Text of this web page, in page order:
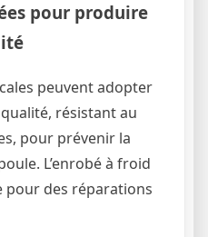
pour produire
peuvent adopter
résistant au
pour prévenir la
L’enrobé à froid
pour des réparations